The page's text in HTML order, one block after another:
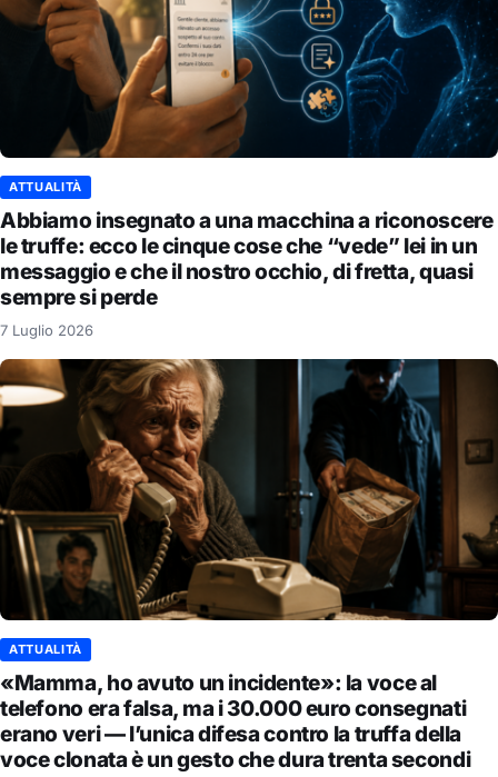
ATTUALITÀ
Abbiamo insegnato a una macchina a riconoscere
le truffe: ecco le cinque cose che “vede” lei in un
messaggio e che il nostro occhio, di fretta, quasi
sempre si perde
7 Luglio 2026
ATTUALITÀ
«Mamma, ho avuto un incidente»: la voce al
telefono era falsa, ma i 30.000 euro consegnati
erano veri — l’unica difesa contro la truffa della
voce clonata è un gesto che dura trenta secondi